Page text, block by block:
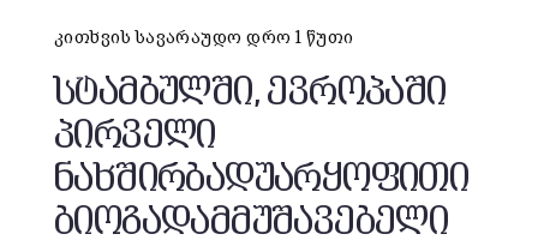
კითხვის სავარაუდო დრო 1 წუთი
სტამბულში, ევროპაში
პირველი
ნახშირბადუარყოფითი
ბიოგადამმუშავებელი